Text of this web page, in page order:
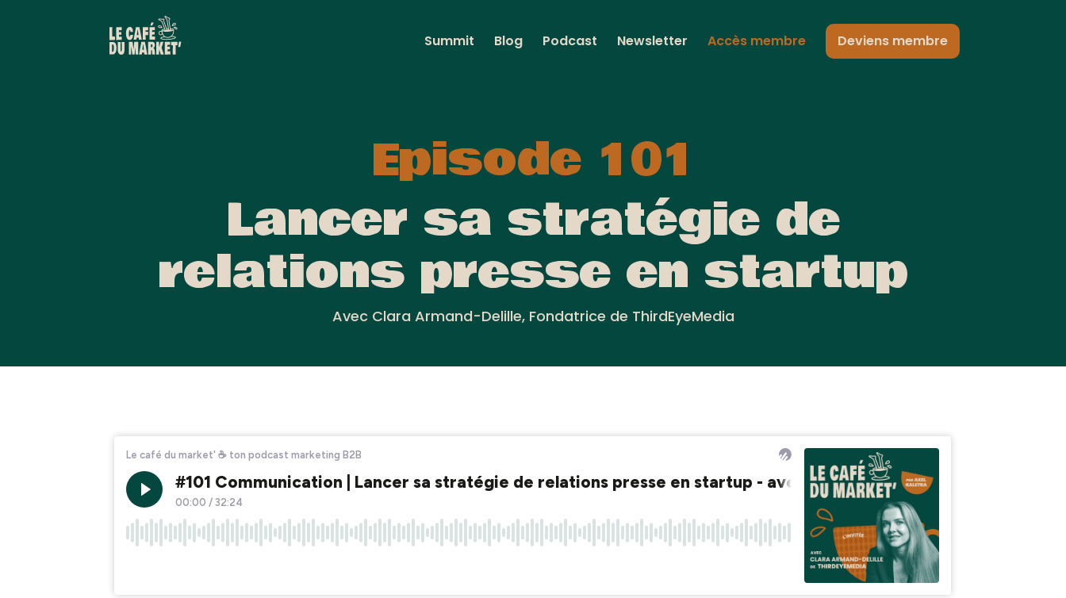
Summit Blog Podcast Newsletter Accès membre Deviens membre
Episode 101
Lancer sa stratégie de
relations presse en startup
Avec Clara Armand-Delille, Fondatrice de ThirdEyeMedia